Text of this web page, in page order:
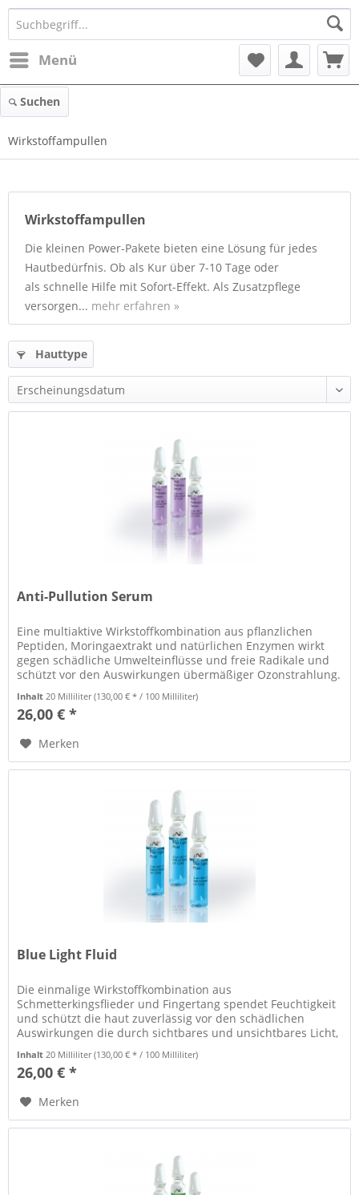
Menü
Suchen
Wirkstoffampullen
Wirkstoffampullen
Die kleinen Power-Pakete bieten eine Lösung für jedes
Hautbedürfnis. Ob als Kur über 7-10 Tage oder
als schnelle Hilfe mit Sofort-Effekt. Als Zusatzpflege
versorgen... mehr erfahren »
Hauttype
und mehr
Anti-Pullution Serum
Eine multiaktive Wirkstoffkombination aus pflanzlichen
Peptiden, Moringaextrakt und natürlichen Enzymen wirkt
gegen schädliche Umwelteinflüsse und freie Radikale und
schützt vor den Auswirkungen übermäßiger Ozonstrahlung.
Inhalt20 Milliliter(130,00 € * / 100 Milliliter)
26,00 € *
Merken
Blue Light Fluid
Die einmalige Wirkstoffkombination aus
Schmetterkingsflieder und Fingertang spendet Feuchtigkeit
und schützt die haut zuverlässig vor den schädlichen
Auswirkungen die durch sichtbares und unsichtbares Licht,
Inhalt 20 Milliliter(130,00 € * / 100 Milliliter)
26,00 € *
Merken